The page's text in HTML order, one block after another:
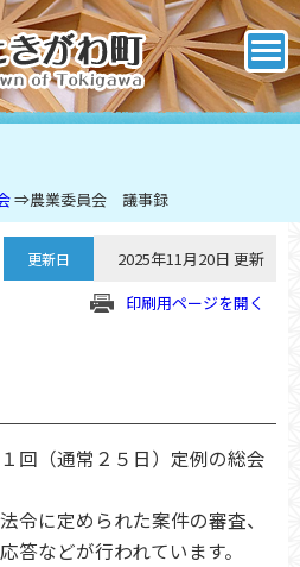
⇒農業委員会 議事録
更新日
2025年11月20日 更新
印刷用ページを開く
回（通常２５日）定例の総会
令に定められた案件の審査、
答などが行われています。